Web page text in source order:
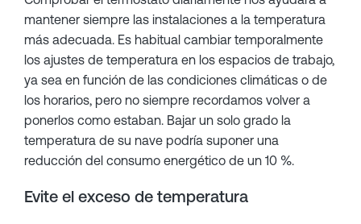
mantener siempre las instalaciones a la temperatura
más adecuada. Es habitual cambiar temporalmente
los ajustes de temperatura en los espacios de trabajo,
ya sea en función de las condiciones climáticas o de
los horarios, pero no siempre recordamos volver a
ponerlos como estaban. Bajar un solo grado la
temperatura de su nave podría suponer una
reducción del consumo energético de un 10 %.
Evite el exceso de temperatura